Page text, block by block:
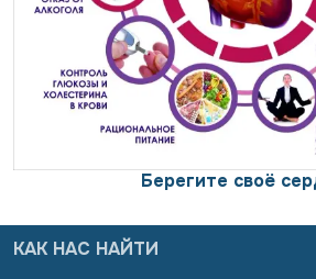
Берегите своё
КАК НАС НАЙТИ